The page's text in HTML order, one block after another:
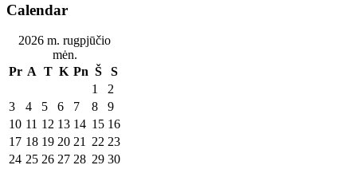
Calendar
2026 m. rugpjūčio
mėn.
Pr A T K Pn Š
S
1
2
3
4 5 6 7 8
9
10 11 12 13 14 15 16
17 18 19 20 21 22 23
24 25 26 27 28 29 30